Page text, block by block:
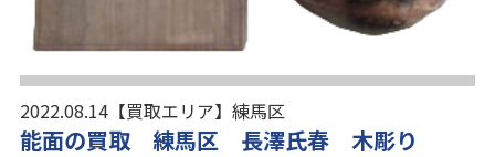
2022.08.14【買取エリア】 練馬区
能面の買取 練馬区 長澤氏春 木彫り